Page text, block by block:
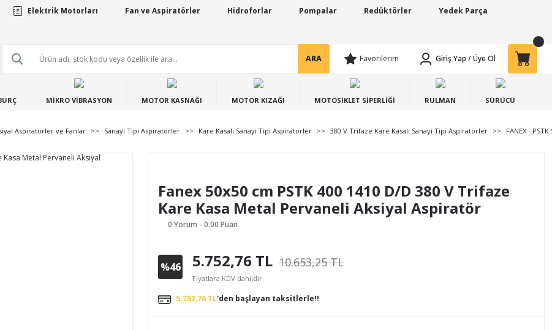
Elektrik Motorları Fan ve Aspiratörler Hidroforlar Pompalar Redüktörler Yedek Parça
ARA Favorilerim Giriş Yap /Üye Ol
MİKRO VİBRASYON MOTOR KASNAĞI MOTOR KIZAĞI MOTOSİKLET SİPERLİĞİ RULMAN SÜRÜCÜ
Aspiratörler ve Fanlar Sanayi Tipi Aspiratörler Kare Kasalı Sanayi Tipi Aspiratörler 380 V Trifaze Kare Kasalı Sanayi Tipi Aspiratörler FANEX -
Fanex 50x50 cm PSTK 400 1410 D/D 380 V Trifaze
Kare Kasa Metal Pervaneli Aksiyal Aspiratör
0 Yorum - 0.00 Puan
%46 5.752,76 TL 10.653,25 TL
Fiyatlara KDV dahildir.
5.752,76 TL'den başlayan taksitlerle!!